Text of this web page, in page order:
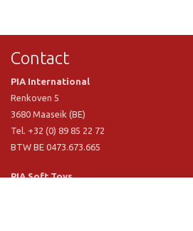
Contact
PIA International
Renkoven 5
3680 Maaseik (BE)
Tel. +32 (0) 89 85 22 72
BTW BE 0473.673.665
PIA Soft Toys